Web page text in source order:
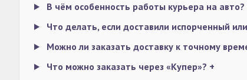
В чём особенность работы курьера на авто?
Что делать, если доставили испорченный
Можно ли заказать доставку к точному
Что можно заказать через «Купер»? +